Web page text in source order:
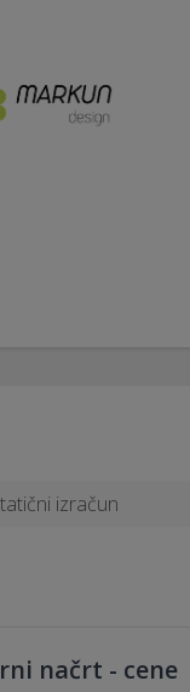
izračun
načrt - cene